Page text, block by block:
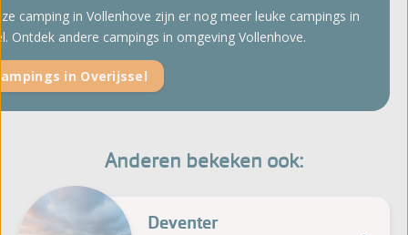
camping in Vollenhove zijn er nog meer leuke campings in
Ontdek andere campings in omgeving Vollenhove.
in Overijssel
Anderen bekeken ook:
Deventer